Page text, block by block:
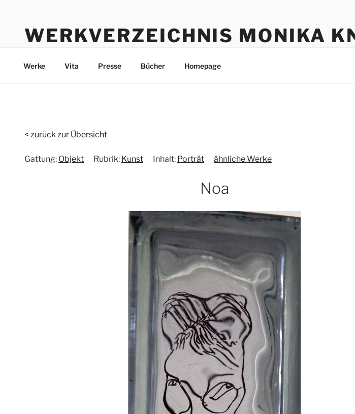
springenWERKVERZEICHNIS MONIKA
Werke Vita Presse Bücher Homepage
< zurück zur Übersicht
Gattung: Objekt Rubrik: Kunst Inhalt: Porträt ähnliche Werke
Noa